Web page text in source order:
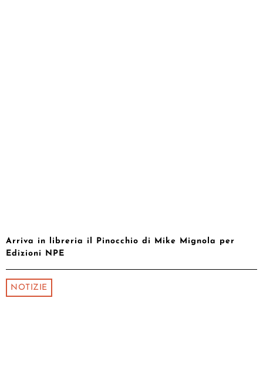
Arriva in libreria il Pinocchio di Mike Mignola per
Edizioni NPE
NOTIZIE